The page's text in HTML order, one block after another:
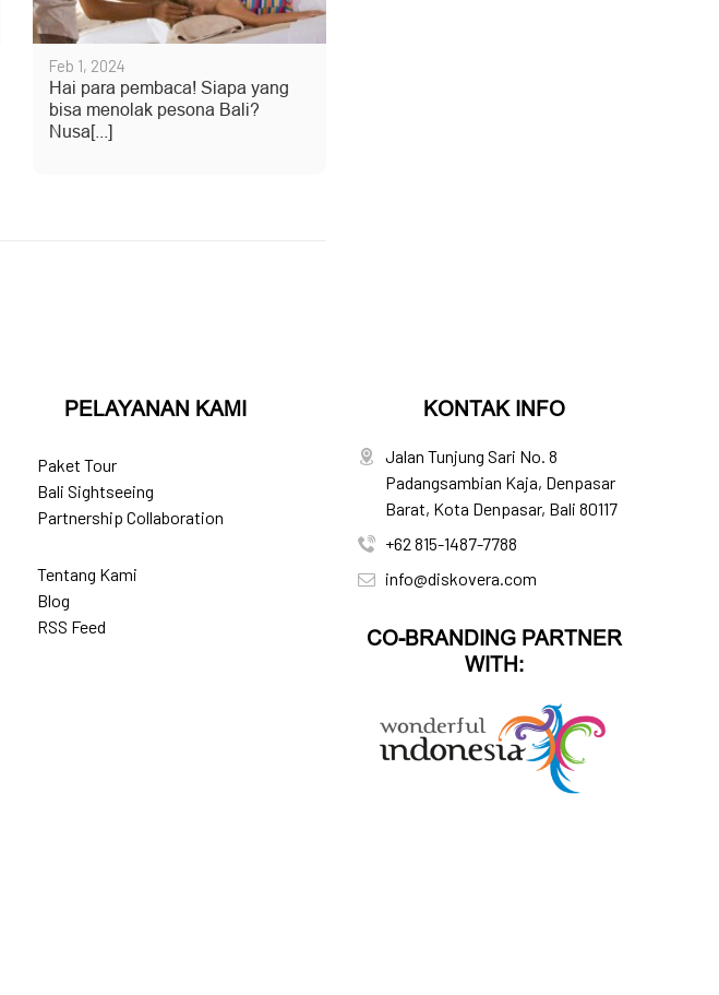
Feb 1, 2024
Hai para pembaca! Siapa yang
bisa menolak pesona Bali?
Nusa[...]
PELAYANAN KAMI
Paket Tour
Bali Sightseeing
Partnership Collaboration
Tentang Kami
Blog
RSS Feed
KONTAK INFO
Jalan Tunjung Sari No. 8
Padangsambian Kaja, Denpasar
Barat, Kota Denpasar, Bali 80117
+62 815-1487-7788
info@diskovera.com
CO-BRANDING PARTNER
WITH: